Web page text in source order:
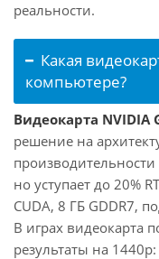
реальности.
Какая
компьютере?
Видеокарта NVIDIA
решение на
производительности
но уступает до 20%
CUDA, 8 ГБ GDDR7,
В играх видеокарта
результаты на